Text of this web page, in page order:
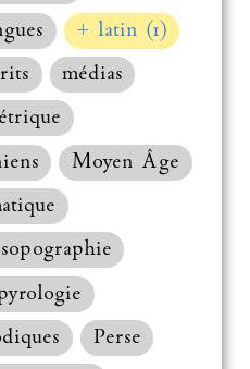
+ latin (1)
médias
Moyen Âge
Perse